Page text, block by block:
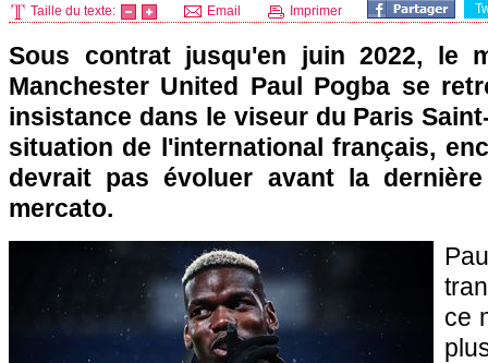
Taille du texte: Email Imprimer
Sous contrat jusqu'en juin 2022, le
Manchester United Paul Pogba se
insistance dans le viseur du Paris
situation de l'international français,
devrait pas évoluer avant la
mercato.
ce